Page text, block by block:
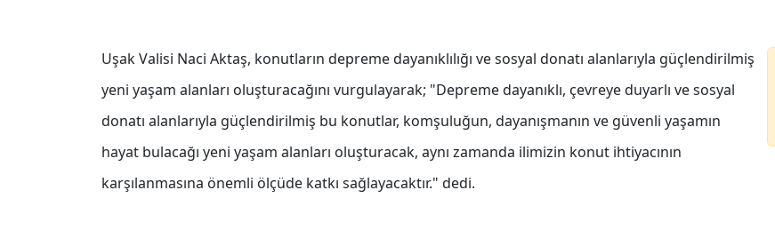
Uşak Valisi Naci Aktaş, konutların depreme dayanıklılığı ve sosyal donatı alanlarıyla güçlendirilmiş
yeni yaşam alanları oluşturacağını vurgulayarak; "Depreme dayanıklı, çevreye duyarlı ve sosyal
donatı alanlarıyla güçlendirilmiş bu konutlar, komşuluğun, dayanışmanın ve güvenli yaşamın
hayat bulacağı yeni yaşam alanları oluşturacak, aynı zamanda ilimizin konut ihtiyacının
karşılanmasına önemli ölçüde katkı sağlayacaktır." dedi.